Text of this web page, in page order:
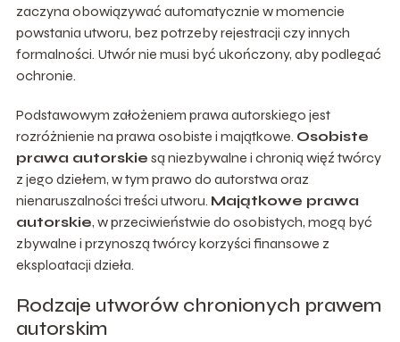
zaczyna obowiązywać automatycznie w momencie
powstania utworu, bez potrzeby rejestracji czy innych
formalności. Utwór nie musi być ukończony, aby podlegać
ochronie.
Podstawowym założeniem prawa autorskiego jest
rozróżnienie na prawa osobiste i majątkowe. Osobiste
prawa autorskie są niezbywalne i chronią więź twórcy
z jego dziełem, w tym prawo do autorstwa oraz
nienaruszalności treści utworu. Majątkowe prawa
autorskie, w przeciwieństwie do osobistych, mogą być
zbywalne i przynoszą twórcy korzyści finansowe z
eksploatacji dzieła.
Rodzaje utworów chronionych prawem
autorskim